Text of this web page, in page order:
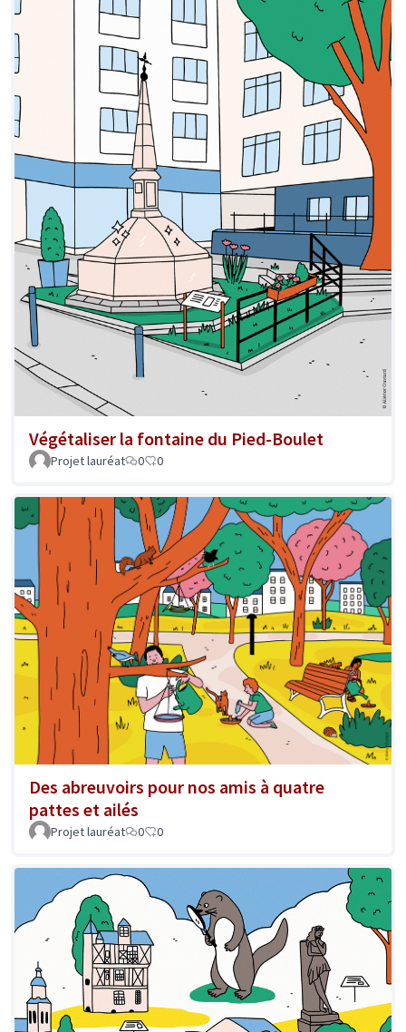
Végétaliser la fontaine du Pied-Boulet
Projet lauréat 0 0
Des abreuvoirs pour nos amis à quatre
pattes et ailés
Projet lauréat 0 0